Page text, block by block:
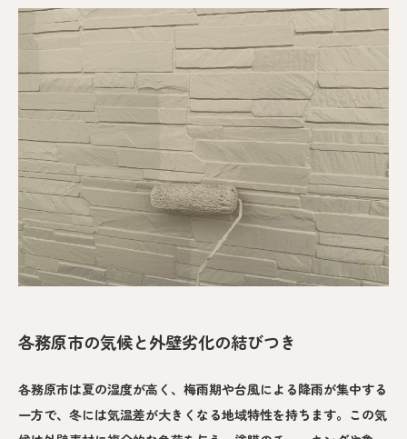
各務原市の気候と外壁劣化の結びつき
各務原市は夏の湿度が高く、梅雨期や台風による降雨が集中する
一方で、冬には気温差が大きくなる地域特性を持ちます。この気